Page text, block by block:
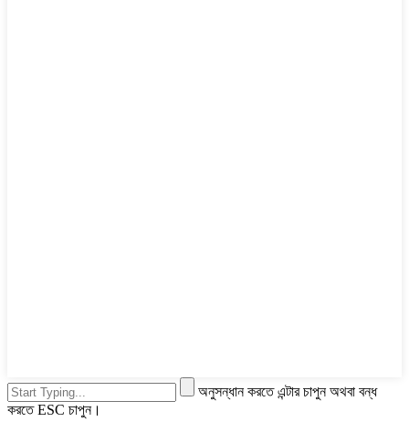
অনুসন্ধান করতে এন্টার চাপুন অথবা বন্ধ
করতে ESC চাপুন।